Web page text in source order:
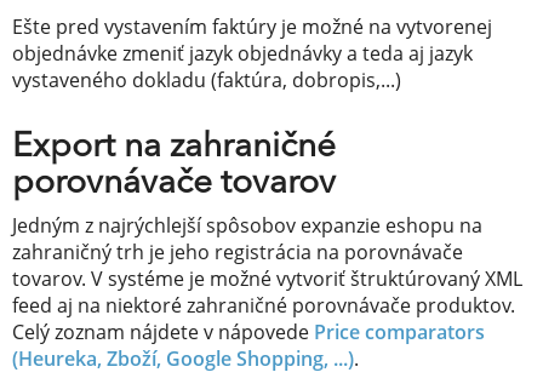
Ešte pred vystavením faktúry je možné na vytvorenej
objednávke zmeniť jazyk objednávky a teda aj jazyk
vystaveného dokladu (faktúra, dobropis,...)
Export na zahraničné
porovnávače tovarov
Jedným z najrýchlejší spôsobov expanzie eshopu na
zahraničný trh je jeho registrácia na porovnávače
tovarov. V systéme je možné vytvoriť štruktúrovaný XML
feed aj na niektoré zahraničné porovnávače produktov.
Celý zoznam nájdete v nápovede Price comparators
(Heureka, Zboží, Google Shopping, ...).